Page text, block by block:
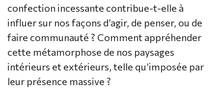
confection incessante contribue-t-elle à
influer sur nos façons d’agir, de penser, ou de
faire communauté ? Comment appréhender
cette métamorphose de nos paysages
intérieurs et extérieurs, telle qu’imposée par
leur présence massive ?